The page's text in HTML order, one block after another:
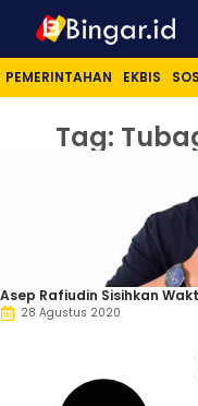
PEMERINTAHAN EKBIS
Tag:
Asep Rafiudin Sisihkan
28 Agustus 2020